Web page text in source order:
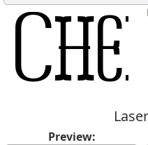
Preview: